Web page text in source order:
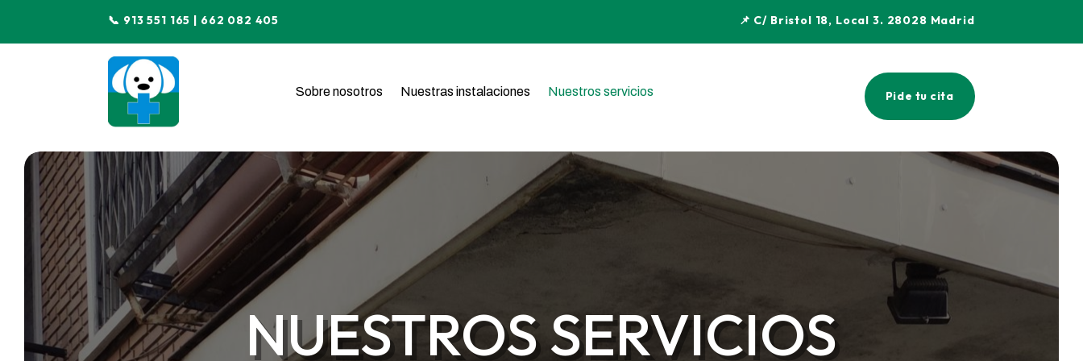
📞 913 551 165 | 662 082 405 📌 C/ Bristol 18, Local 3. 28028 Madrid
Sobre nosotros Nuestras instalaciones Nuestros servicios Pide tu cita
NUESTROS SERVICIOS